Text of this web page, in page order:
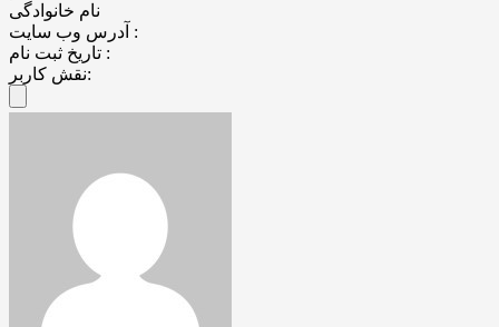
نام خانوادگی
آدرس وب سایت :
تاریخ ثبت نام :
نقش کاربر: